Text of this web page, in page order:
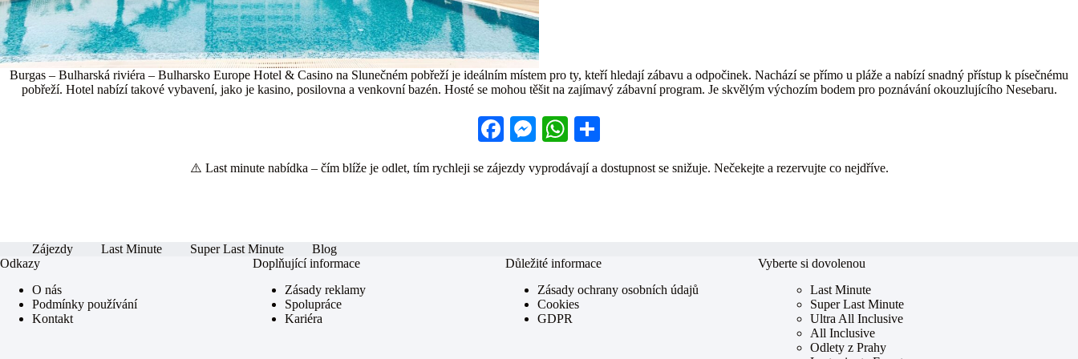
Burgas – Bulharská riviéra – Bulharsko Europe Hotel & Casino na Slunečném pobřeží je ideálním místem pro ty, kteří hledají zábavu a odpočinek. Nachází se přímo u pláže a nabízí snadný přístup k písečnému
pobřeží. Hotel nabízí takové vybavení, jako je kasino, posilovna a venkovní bazén. Hosté se mohou těšit na zajímavý zábavní program. Je skvělým výchozím bodem pro poznávání okouzlujícího Nesebaru.
Fa
bo
M
se
W
ts re
⚠️ Last minute nabídka – čím blíže je odlet, tím rychleji se zájezdy vyprodávají a dostupnost se snižuje. Nečekejte a rezervujte co nejdříve.
Zájezdy Last Minute Super Last Minute
Blog
Odkazy
O nás
Podmínky používání
Kontakt
Doplňující informace
Zásady reklamy
Spolupráce
Kariéra
Důležité informace
Zásady ochrany osobních údajů
Cookies
GDPR
Vyberte si dovolenou
Last Minute
Super Last Minute
Ultra All Inclusive
All Inclusive
Odlety z Prahy